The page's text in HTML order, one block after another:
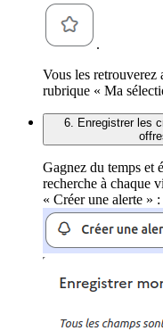
.
Vous les retrouverez
rubrique « Ma
6. Enregistrer les
Gagnez du temps et
recherche à chaque
« Créer une alerte » :